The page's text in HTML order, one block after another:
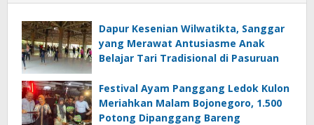
Dapur Kesenian Wilwatikta, Sanggar
yang Merawat Antusiasme Anak
Belajar Tari Tradisional di Pasuruan
Festival Ayam Panggang Ledok Kulon
Meriahkan Malam Bojonegoro, 1.500
Potong Dipanggang Bareng